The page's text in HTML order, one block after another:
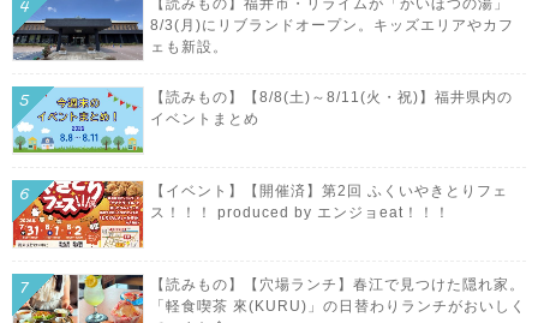
【読みもの】福井市・リライムが「かいほつの湯」
8/3(月)にリブランドオープン。キッズエリアやカフ
ェも新設。
【読みもの】【8/8(土)～8/11(火・祝)】福井県内の
イベントまとめ
【イベント】【開催済】第2回 ふくいやきとりフェ
ス！！！ produced by エンジョeat！！！
【読みもの】【穴場ランチ】春江で見つけた隠れ家。
「軽食喫茶 來(KURU)」の日替わりランチがおいしく